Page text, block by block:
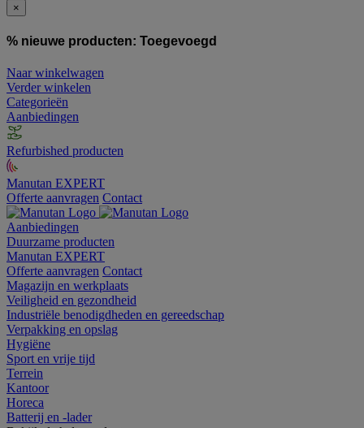
×
% nieuwe producten: Toegevoegd
Naar winkelwagen
Verder winkelen
Categorieën
Aanbiedingen
Refurbished producten
Manutan EXPERT
Offerte aanvragen Contact
Aanbiedingen
Duurzame producten
Manutan EXPERT
Offerte aanvragen Contact
Magazijn en werkplaats
Veiligheid en gezondheid
Industriële benodigdheden en gereedschap
Verpakking en opslag
Hygiëne
Sport en vrije tijd
Terrein
Kantoor
Horeca
Batterij en -lader